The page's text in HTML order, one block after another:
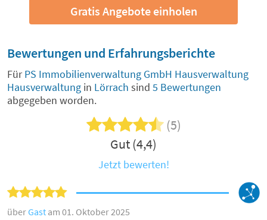
Gratis Angebote einholen
Bewertungen und Erfahrungsberichte
FürPS Immobilienverwaltung GmbH Hausverwaltung
Hausverwaltung in Lörrach sind 5 Bewertungen
abgegeben worden.
(5)
Gut (4,4)
Jetzt bewerten!
überGast am 01. Oktober 2025